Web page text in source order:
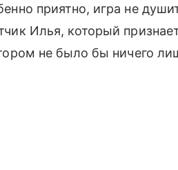
приятно, игра не
Илья, который
не было бы ничего